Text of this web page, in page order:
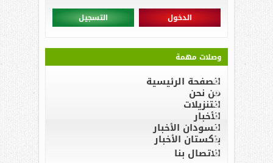
الدخول التسجيل
وصلات مهمة
الصفحة الرئيسية
من نحن
التنزيلات
الأخبار
السودان الأخبار
باكستان الأخبار
الاتصال بنا